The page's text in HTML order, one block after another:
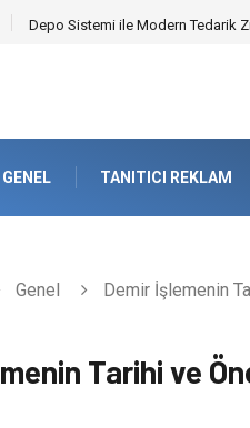
Akrilik Boyama Seti ile Evinizde
GENEL TANITICI REKLAM
Genel Demir İşlemenin
Tarihi ve